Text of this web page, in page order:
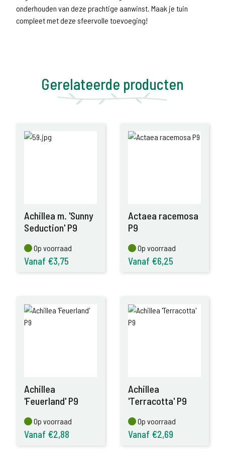
onderhouden van deze prachtige aanwinst. Maak je tuin
compleet met deze sfeervolle toevoeging!
Gerelateerde producten
Achillea m. 'Sunny
Seduction' P9
Op voorraad
Op voorraad
Vanaf €3,75
Actaea racemosa
P9
Op voorraad
Op voorraad
Vanaf €6,25
Achillea
'Feuerland' P9
Op voorraad
Op voorraad
Vanaf €2,88
Achillea
'Terracotta' P9
Op voorraad
Op voorraad
Vanaf €2,69